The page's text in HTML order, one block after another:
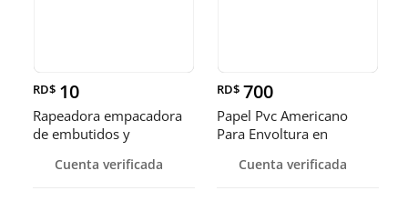
RD$ 10
Rapeadora empacadora
de embutidos y
Cuenta verificada
RD$ 700
Papel Pvc Americano
Para Envoltura en
pulgadas
Cuenta verificada